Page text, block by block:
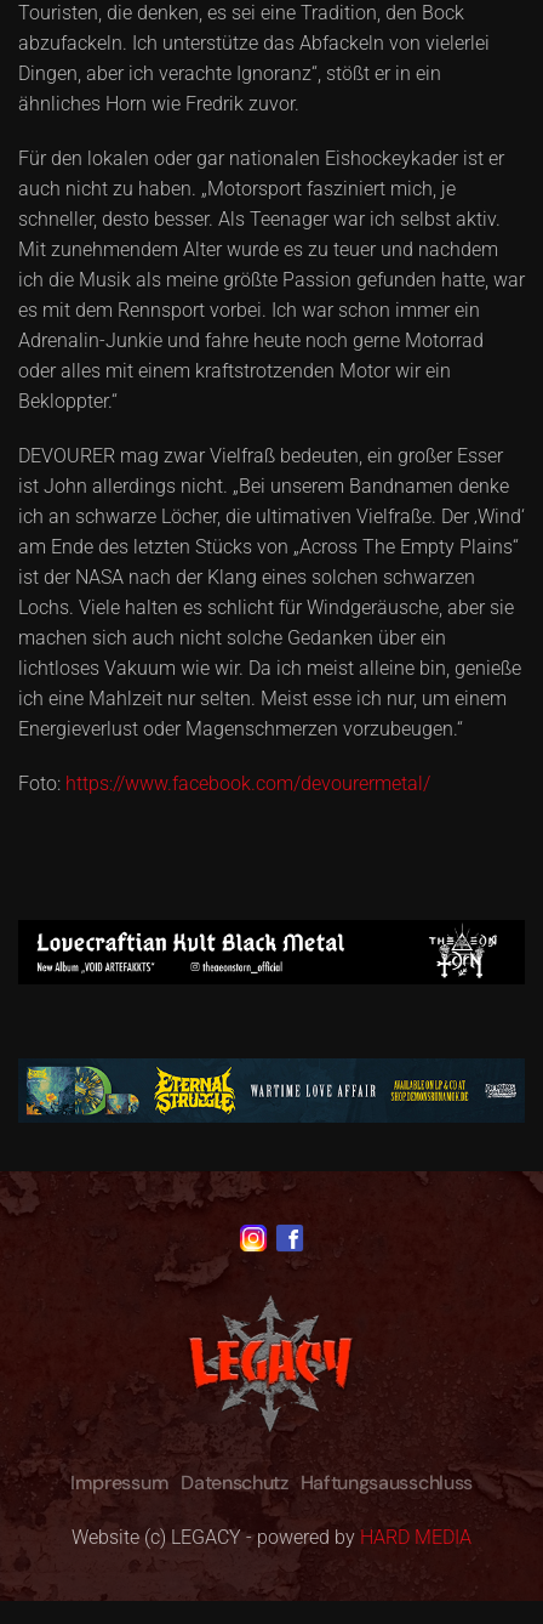
Touristen, die denken, es sei eine Tradition, den Bock
abzufackeln. Ich unterstütze das Abfackeln von vielerlei
Dingen, aber ich verachte Ignoranz“, stößt er in ein
ähnliches Horn wie Fredrik zuvor.
Für den lokalen oder gar nationalen Eishockeykader ist er
auch nicht zu haben. „Motorsport fasziniert mich, je
schneller, desto besser. Als Teenager war ich selbst aktiv.
Mit zunehmendem Alter wurde es zu teuer und nachdem
ich die Musik als meine größte Passion gefunden hatte, war
es mit dem Rennsport vorbei. Ich war schon immer ein
Adrenalin-Junkie und fahre heute noch gerne Motorrad
oder alles mit einem kraftstrotzenden Motor wir ein
Bekloppter.“
DEVOURER mag zwar Vielfraß bedeuten, ein großer Esser
ist John allerdings nicht. „Bei unserem Bandnamen denke
ich an schwarze Löcher, die ultimativen Vielfraße. Der ‚Wind‘
am Ende des letzten Stücks von „Across The Empty Plains“
ist der NASA nach der Klang eines solchen schwarzen
Lochs. Viele halten es schlicht für Windgeräusche, aber sie
machen sich auch nicht solche Gedanken über ein
lichtloses Vakuum wie wir. Da ich meist alleine bin, genieße
ich eine Mahlzeit nur selten. Meist esse ich nur, um einem
Energieverlust oder Magenschmerzen vorzubeugen.“
Foto: https://www.facebook.com/devourermetal/
Impressum Datenschutz Haftungsausschluss
Website (c) LEGACY - powered by HARD MEDIA